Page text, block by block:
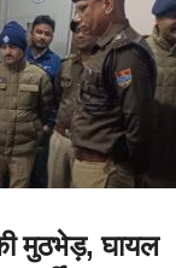
मुठभेड़, घायल